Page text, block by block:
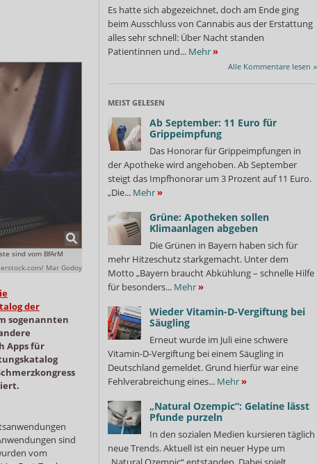
sind vom BfArM
Mar Godoy
der
sogenannten
Apps für
sind
vom
Es hatte sich abgezeichnet, doch am Ende ging
beim Ausschluss von Cannabis aus der Erstattung
alles sehr schnell: Über Nacht standen
Patientinnen und... Mehr»
Alle Kommentare lesen »
MEIST GELESEN
Ab September: 11 Euro für
Grippeimpfung
Das Honorar für Grippeimpfungen in
der Apotheke wird angehoben. Ab September
steigt das Impfhonorar um 3 Prozent auf 11 Euro.
„Die... Mehr»
Grüne: Apotheken sollen
Klimaanlagen abgeben
Die Grünen in Bayern haben sich für
mehr Hitzeschutz starkgemacht. Unter dem
Motto „Bayern braucht Abkühlung – schnelle Hilfe
für besonders... Mehr»
Wieder Vitamin-D-Vergiftung bei
Säugling
Erneut wurde im Juli eine schwere
Vitamin-D-Vergiftung bei einem Säugling in
Deutschland gemeldet. Grund hierfür war eine
Fehlverabreichung eines... Mehr»
„Natural Ozempic“: Gelatine lässt
Pfunde purzeln
In den sozialen Medien kursieren täglich
neue Trends. Aktuell ist ein neuer Hype um